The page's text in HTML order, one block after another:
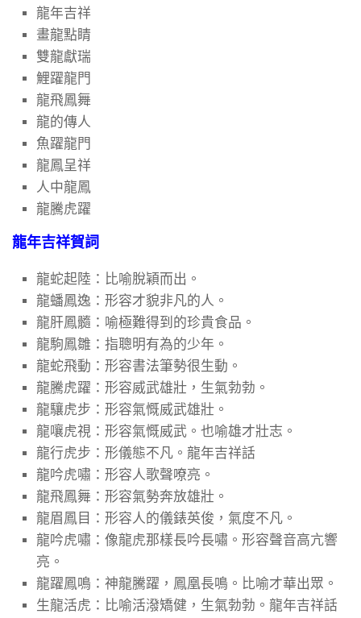
龍年吉祥
畫龍點睛
雙龍獻瑞
鯉躍龍門
龍飛鳳舞
龍的傳人
魚躍龍門
龍鳳呈祥
人中龍鳳
龍騰虎躍
龍年吉祥賀詞
龍蛇起陸：比喻脫穎而出。
龍蟠鳳逸：形容才貌非凡的人。
龍肝鳳髓：喻極難得到的珍貴食品。
龍駒鳳雛：指聰明有為的少年。
龍蛇飛動：形容書法筆勢很生動。
龍騰虎躍：形容威武雄壯，生氣勃勃。
龍驤虎步：形容氣慨威武雄壯。
龍嚷虎視：形容氣慨威武。也喻雄才壯志。
龍行虎步：形儀態不凡。龍年吉祥話
龍吟虎嘯：形容人歌聲嘹亮。
龍飛鳳舞：形容氣勢奔放雄壯。
龍眉鳳目：形容人的儀錶英俊，氣度不凡。
龍吟虎嘯：像龍虎那樣長吟長嘯。形容聲音高亢響
亮。
龍躍鳳鳴：神龍騰躍，鳳凰長鳴。比喻才華出眾。
生龍活虎：比喻活潑矯健，生氣勃勃。龍年吉祥話